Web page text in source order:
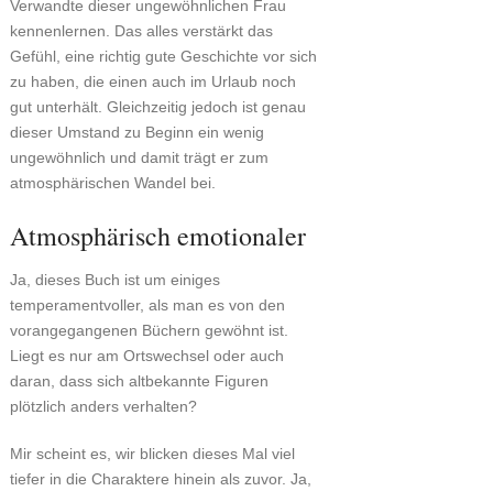
Verwandte dieser ungewöhnlichen Frau
kennenlernen. Das alles verstärkt das
Gefühl, eine richtig gute Geschichte vor sich
zu haben, die einen auch im Urlaub noch
gut unterhält. Gleichzeitig jedoch ist genau
dieser Umstand zu Beginn ein wenig
ungewöhnlich und damit trägt er zum
atmosphärischen Wandel bei.
Atmosphärisch emotionaler
Ja, dieses Buch ist um einiges
temperamentvoller, als man es von den
vorangegangenen Büchern gewöhnt ist.
Liegt es nur am Ortswechsel oder auch
daran, dass sich altbekannte Figuren
plötzlich anders verhalten?
Mir scheint es, wir blicken dieses Mal viel
tiefer in die Charaktere hinein als zuvor. Ja,